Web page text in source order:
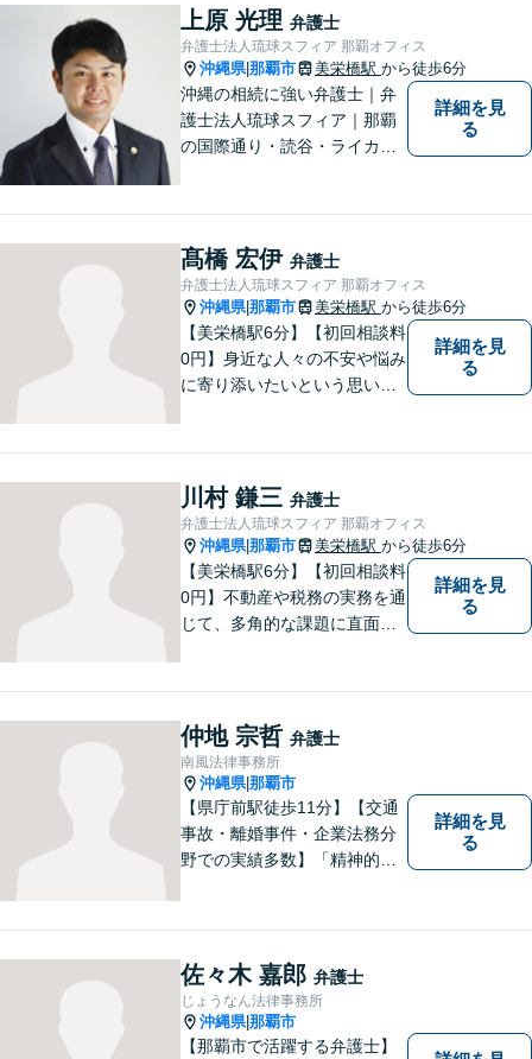
に対応し、あなたの立場に立
ったベストな紛争解決を導く
ことを常に大切にしていま
す。
上原 光理 弁護士
弁護士法人琉球スフィア 那覇オフィス
沖縄県|那覇市 美栄橋駅 から徒歩6分
沖縄の相続に強い弁護士｜弁
護士法人琉球スフィア｜那覇
の国際通り・読谷・ライカム
す。お気軽にご連絡くださ
い！
詳細を見
る
髙橋 宏伊 弁護士
弁護士法人琉球スフィア 那覇オフィス
沖縄県|那覇市 美栄橋駅 から徒歩6分
【美栄橋駅6分】【初回相談料
0円】身近な人々の不安や悩み
に寄り添いたいという思いか
指すことが私の信念です。
【休日面談可】
詳細を見
る
川村 鎌三 弁護士
弁護士法人琉球スフィア 那覇オフィス
沖縄県|那覇市 美栄橋駅 から徒歩6分
【美栄橋駅6分】【初回相談料
0円】不動産や税務の実務を通
じて、多角的な課題に直面す
た。 複雑な問題を一つの窓口
で解決できる存在を目指し、
日々研鑽を重ねています。
詳細を見
る
仲地 宗哲 弁護士
南風法律事務所
沖縄県|那覇市
【県庁前駅徒歩11分】【交通
事故・離婚事件・企業法務分
野での実績多数】「精神的な
まいります。見積もりは無料
ですので、お気軽にご相談く
ださい。個々に応じた解決策
をご提案します。
詳細を見
る
佐々木 嘉郎 弁護士
じょうなん法律事務所
沖縄県|那覇市
【那覇市で活躍する弁護士】